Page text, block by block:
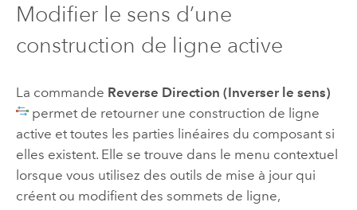
Modifier le sens d’une
construction de ligne active
La commande Reverse Direction (Inverser le sens)
permet de retourner une construction de ligne
active et toutes les parties linéaires du composant si
elles existent. Elle se trouve dans le menu contextuel
lorsque vous utilisez des outils de mise à jour qui
créent ou modifient des sommets de ligne,